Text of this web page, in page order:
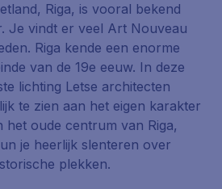
Riga, is vooral bekend
Je vindt er veel Art Nouveau
Riga kende een enorme
van de 19e eeuw. In deze
lichting Letse architecten
te zien aan het eigen karakter
het oude centrum van Riga,
je heerlijk slenteren over
plekken.